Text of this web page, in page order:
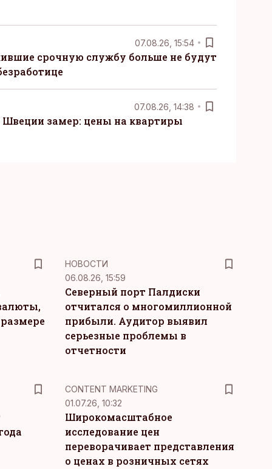
07.08.26, 15:54
срочную службу больше не будут
07.08.26, 14:38
замер: цены на квартиры
НОВОСТИ
06.08.26, 15:59
Северный порт Палдиски
отчитался о многомиллионной
прибыли. Аудитор выявил
серьезные проблемы в
отчетности
KM
CONTENT MARKETING
01.07.26, 10:32
Широкомасштабное
исследование цен
переворачивает представления
о ценах в розничных сетях